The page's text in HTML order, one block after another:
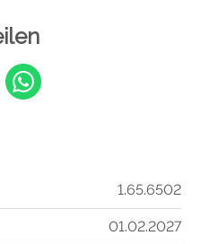
1.65.6502
01.02.2027